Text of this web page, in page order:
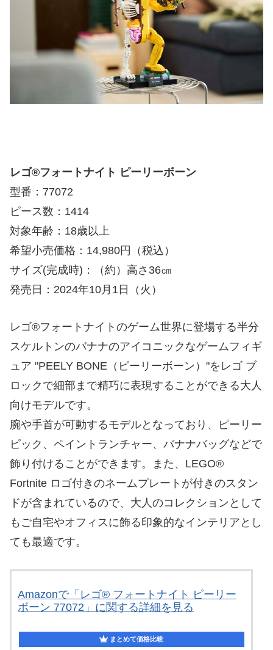
レゴ®フォートナイト ピーリーボーン
型番：77072
ピース数：1414
対象年齢：18歳以上
希望小売価格：14,980円（税込）
サイズ(完成時)：（約）高さ36㎝
発売日：2024年10月1日（火）
レゴ®フォートナイトのゲーム世界に登場する半分
スケルトンのバナナのアイコニックなゲームフィギ
ュア "PEELY BONE（ピーリーボーン）"をレゴ ブ
ロックで細部まで精巧に表現することができる大人
向けモデルです。
腕や手首が可動するモデルとなっており、ピーリー
ピック、ペイントランチャー、バナナバッグなどで
飾り付けることができます。また、LEGO®
Fortnite ロゴ付きのネームプレートが付きのスタン
ドが含まれているので、大人のコレクションとして
もご自宅やオフィスに飾る印象的なインテリアとし
ても最適です。
Amazonで「レゴ® フォートナイト ピーリー
ボーン 77072」に関する詳細を見る
まとめて価格比較
スポンサーリンク